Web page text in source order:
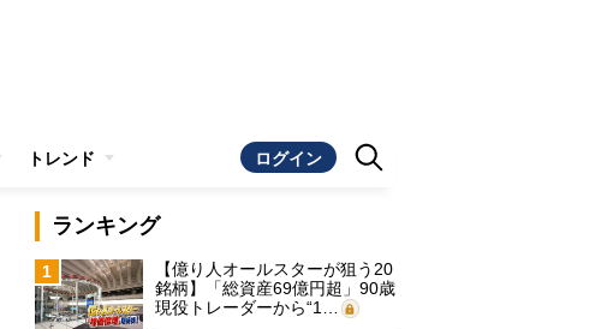
トレンド ログイン
ランキング
1
【億り人オールスターが狙う20
銘柄】「総資産69億円超」90歳
現役トレーダーから“1…